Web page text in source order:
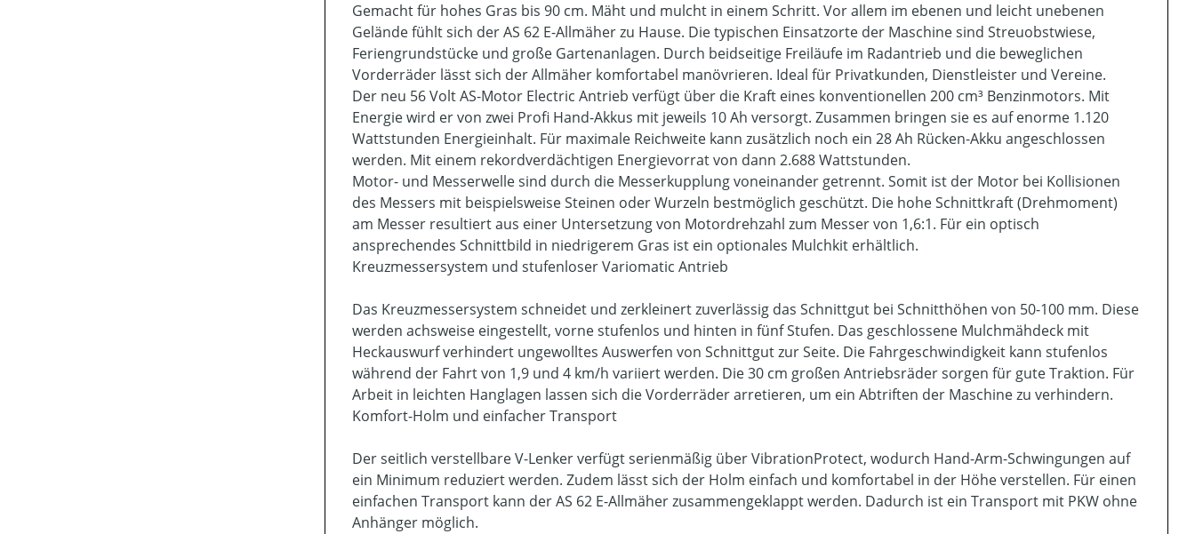
Gemacht für hohes Gras bis 90 cm. Mäht und mulcht in einem Schritt. Vor allem im ebenen und leicht unebenen
Gelände fühlt sich der AS 62 E-Allmäher zu Hause. Die typischen Einsatzorte der Maschine sind Streuobstwiese,
Feriengrundstücke und große Gartenanlagen. Durch beidseitige Freiläufe im Radantrieb und die beweglichen
Vorderräder lässt sich der Allmäher komfortabel manövrieren. Ideal für Privatkunden, Dienstleister und Vereine.
Der neu 56 Volt AS-Motor Electric Antrieb verfügt über die Kraft eines konventionellen 200 cm³ Benzinmotors. Mit
Energie wird er von zwei Profi Hand-Akkus mit jeweils 10 Ah versorgt. Zusammen bringen sie es auf enorme 1.120
Wattstunden Energieinhalt. Für maximale Reichweite kann zusätzlich noch ein 28 Ah Rücken-Akku angeschlossen
werden. Mit einem rekordverdächtigen Energievorrat von dann 2.688 Wattstunden.
Motor- und Messerwelle sind durch die Messerkupplung voneinander getrennt. Somit ist der Motor bei Kollisionen
des Messers mit beispielsweise Steinen oder Wurzeln bestmöglich geschützt. Die hohe Schnittkraft (Drehmoment)
am Messer resultiert aus einer Untersetzung von Motordrehzahl zum Messer von 1,6:1. Für ein optisch
ansprechendes Schnittbild in niedrigerem Gras ist ein optionales Mulchkit erhältlich.
Kreuzmessersystem und stufenloser Variomatic Antrieb
Das Kreuzmessersystem schneidet und zerkleinert zuverlässig das Schnittgut bei Schnitthöhen von 50-100 mm. Diese
werden achsweise eingestellt, vorne stufenlos und hinten in fünf Stufen. Das geschlossene Mulchmähdeck mit
Heckauswurf verhindert ungewolltes Auswerfen von Schnittgut zur Seite. Die Fahrgeschwindigkeit kann stufenlos
während der Fahrt von 1,9 und 4 km/h variiert werden. Die 30 cm großen Antriebsräder sorgen für gute Traktion. Für
Arbeit in leichten Hanglagen lassen sich die Vorderräder arretieren, um ein Abtriften der Maschine zu verhindern.
Komfort-Holm und einfacher Transport
Der seitlich verstellbare V-Lenker verfügt serienmäßig über VibrationProtect, wodurch Hand-Arm-Schwingungen auf
ein Minimum reduziert werden. Zudem lässt sich der Holm einfach und komfortabel in der Höhe verstellen. Für einen
einfachen Transport kann der AS 62 E-Allmäher zusammengeklappt werden. Dadurch ist ein Transport mit PKW ohne
Anhänger möglich.